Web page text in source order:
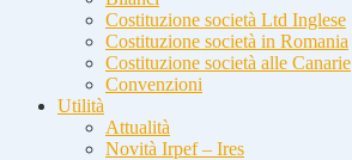
Costituzione società Ltd Inglese
Costituzione società in Romania
Costituzione società alle Canarie
Convenzioni
Utilità
Attualità
Novità Irpef – Ires